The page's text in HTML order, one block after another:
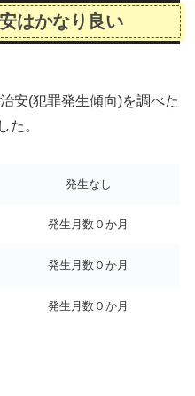
はかなり良い
安(犯罪発生傾向)を調べた
た。
発生なし
発生月数０か月
発生月数０か月
発生月数０か月